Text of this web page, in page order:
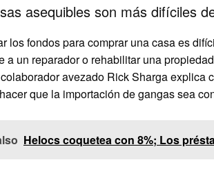
asequibles son más difíciles
los fondos para comprar una casa es
a un reparador o rehabilitar una
avezado Rick Sharga explica
que la importación de gangas sea
Helocs coquetea con 8%; Los